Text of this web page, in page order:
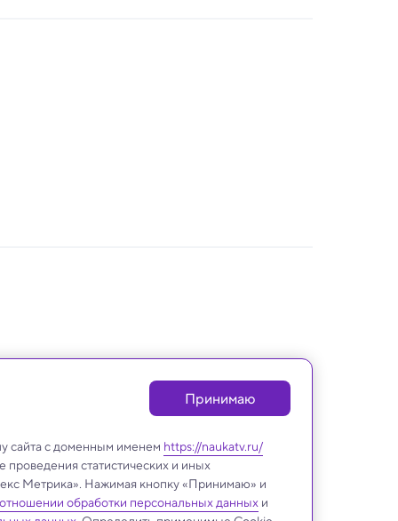
Принимаю
сайта с доменным именем https://naukatv.ru/
статистических и иных
Метрика». Нажимая кнопку «Принимаю» и
обработки персональных данныхи